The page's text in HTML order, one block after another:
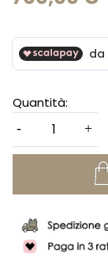
Quantità: